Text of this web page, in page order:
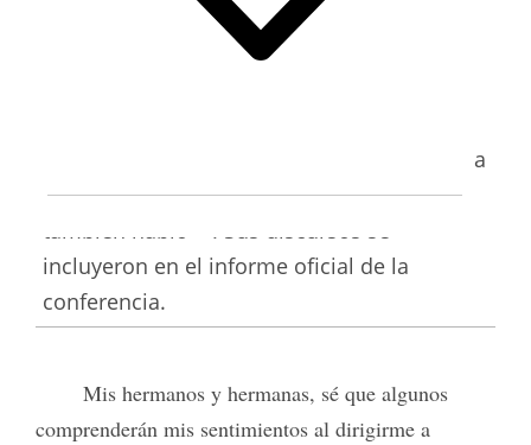
césped que había cerca del edificio del
Centro de información, donde se llevaron a
discurso de Leatham, otra exmisionera de la
misma misión, Martha M. Langenbucher,
incluyeron en el informe oficial de la
conferencia.
Mis hermanos y hermanas, sé que algunos
comprenderán mis sentimientos al dirigirme a